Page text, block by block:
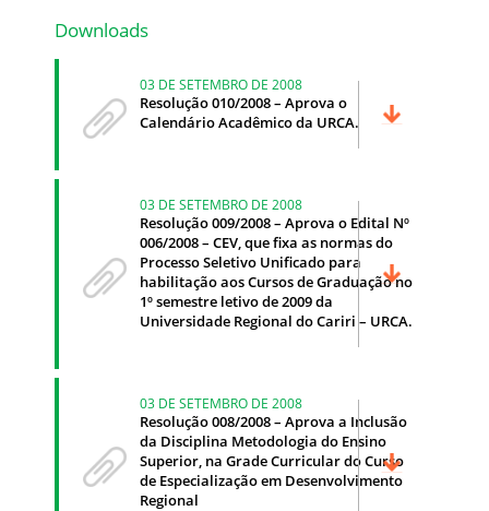
Downloads
03 DE SETEMBRO DE 2008
Resolução 010/2008 – Aprova o
Calendário Acadêmico da URCA.
03 DE SETEMBRO DE 2008
Resolução 009/2008 – Aprova o Edital Nº
006/2008 – CEV, que fixa as normas do
Processo Seletivo Unificado para
habilitação aos Cursos de Graduação no
1º semestre letivo de 2009 da
Universidade Regional do Cariri – URCA.
03 DE SETEMBRO DE 2008
Resolução 008/2008 – Aprova a Inclusão
da Disciplina Metodologia do Ensino
Superior, na Grade Curricular do Curso
de Especialização em Desenvolvimento
Regional